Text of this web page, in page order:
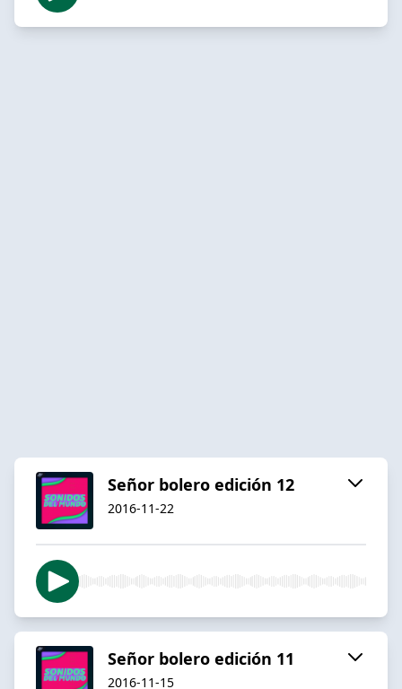
Señor bolero edición 12
2016-11-22
Señor bolero edición 11
2016-11-15